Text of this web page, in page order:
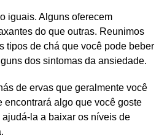
iguais. Alguns oferecem
do que outras. Reunimos
tipos de chá que você pode beber
dos sintomas da ansiedade.
de ervas que geralmente você
encontrará algo que você goste
la a baixar os níveis de